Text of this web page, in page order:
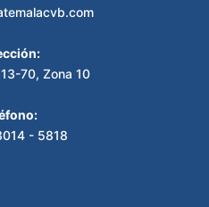
70, Zona 10
- 5818